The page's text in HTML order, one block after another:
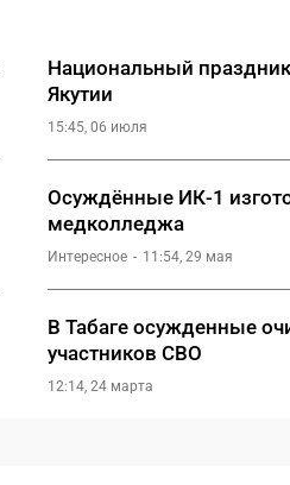
Национальный
Якутии
15:45, 06 июля
Осуждённые ИК-1
медколледжа
Интересное 11:54, 29 мая
В Табаге осужденные
участников СВО
12:14, 24 марта